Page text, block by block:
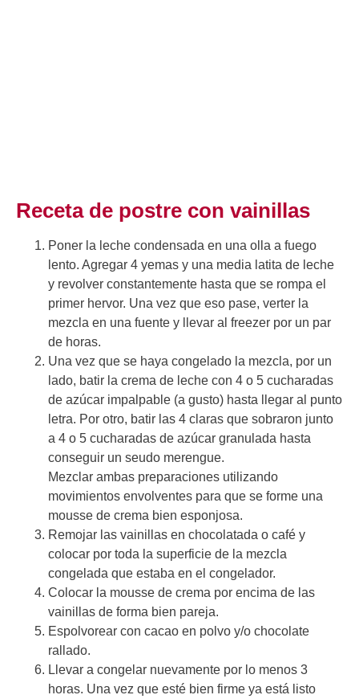
Receta de postre con vainillas
Poner la leche condensada en una olla a fuego
lento. Agregar 4 yemas y una media latita de leche
y revolver constantemente hasta que se rompa el
primer hervor. Una vez que eso pase, verter la
mezcla en una fuente y llevar al freezer por un par
de horas.
Una vez que se haya congelado la mezcla, por un
lado, batir la crema de leche con 4 o 5 cucharadas
de azúcar impalpable (a gusto) hasta llegar al punto
letra. Por otro, batir las 4 claras que sobraron junto
a 4 o 5 cucharadas de azúcar granulada hasta
conseguir un seudo merengue.
Mezclar ambas preparaciones utilizando
movimientos envolventes para que se forme una
mousse de crema bien esponjosa.
Remojar las vainillas en chocolatada o café y
colocar por toda la superficie de la mezcla
congelada que estaba en el congelador.
Colocar la mousse de crema por encima de las
vainillas de forma bien pareja.
Espolvorear con cacao en polvo y/o chocolate
rallado.
Llevar a congelar nuevamente por lo menos 3
horas. Una vez que esté bien firme ya está listo